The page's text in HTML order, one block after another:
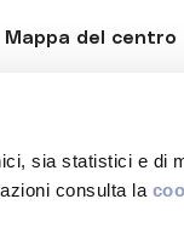
sia statistici e di
consulta la
Mappa del centro
Gift Card